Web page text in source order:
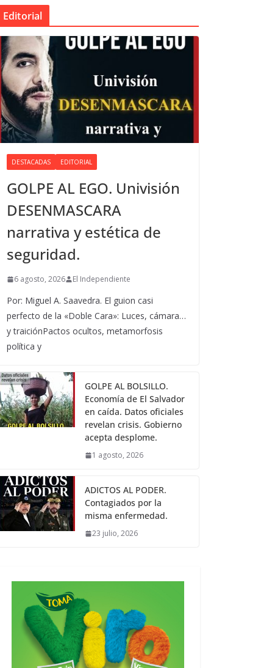
Editorial
DESTACADAS EDITORIAL
GOLPE AL EGO. Univisión
DESENMASCARA
narrativa y estética de
seguridad.
6 agosto, 2026 El Independiente
Por: Miguel A. Saavedra. El guion casi
perfecto de la «Doble Cara»: Luces, cámara…
y traiciónPactos ocultos, metamorfosis
política y
GOLPE AL BOLSILLO.
Economía de El Salvador
en caída. Datos oficiales
revelan crisis. Gobierno
acepta desplome.
1 agosto, 2026
ADICTOS AL PODER.
Contagiados por la
misma enfermedad.
23 julio, 2026